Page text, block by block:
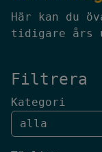
Här kan du
tidigare års
Filtrera
Kategori